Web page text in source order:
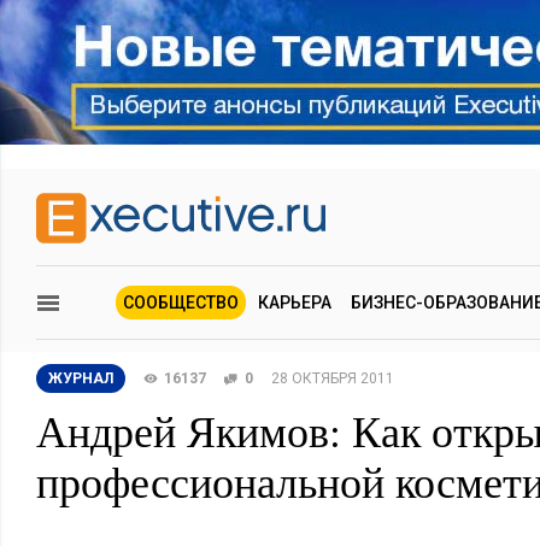
СООБЩЕСТВО КАРЬЕРА БИЗНЕС-
ЖУРНАЛ 16137 0 28 ОКТЯБРЯ 2011
Андрей Якимов: Как
профессиональной